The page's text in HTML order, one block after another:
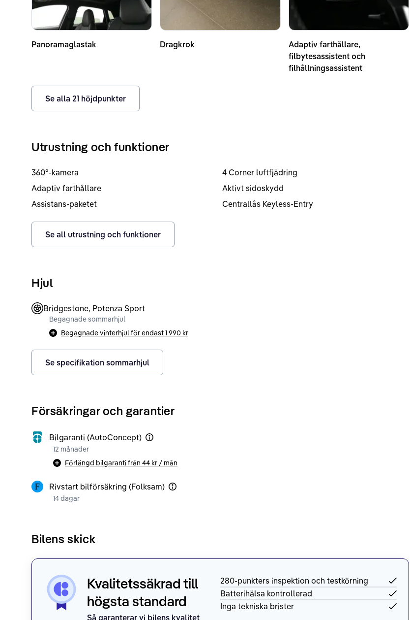
Panoramaglastak Dragkrok
Adaptiv farthållare,
filbytesassistent och
filhållningsassistent
Se alla 21 höjdpunkter
Utrustning och funktioner
360°-kamera
4 Corner luftfjädring
Adaptiv farthållare
Aktivt sidoskydd
Assistans-paketet
Centrallås Keyless-Entry
Se all utrustning och funktioner
Hjul
Bridgestone, Potenza Sport
Begagnade sommarhjul
Begagnade vinterhjul för endast1 990 kr
Se specifikation sommarhjul
Försäkringar och garantier
Bilgaranti (AutoConcept)
12 månader
Förlängd bilgaranti från 44 kr / mån
Rivstart bilförsäkring (Folksam)
14 dagar
Bilens skick
Kvalitetssäkrad till
högsta standard
Så garanterar vi bilens kvalitet
280-punkters inspektion och testkörning
Batterihälsa kontrollerad
Inga tekniska brister